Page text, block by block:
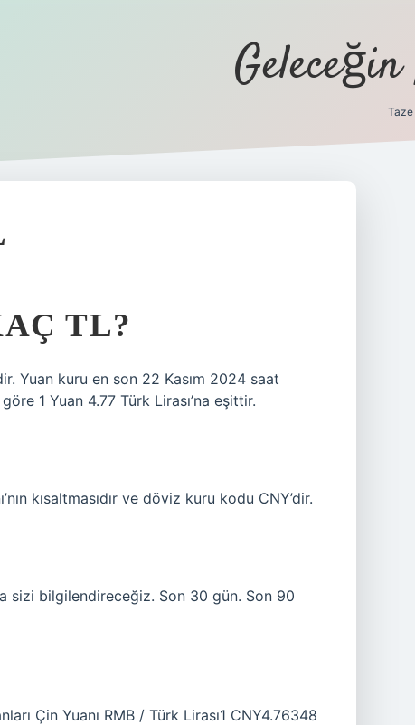
TL?
Yuan kuru en son 22 Kasım 2024 saat
1 Yuan 4.77 Türk Lirası’na eşittir.
kısaltmasıdır ve döviz kuru kodu CNY’dir.
sizi bilgilendireceğiz. Son 30 gün. Son 90
Çin Yuanı RMB / Türk Lirası1 CNY4.76348